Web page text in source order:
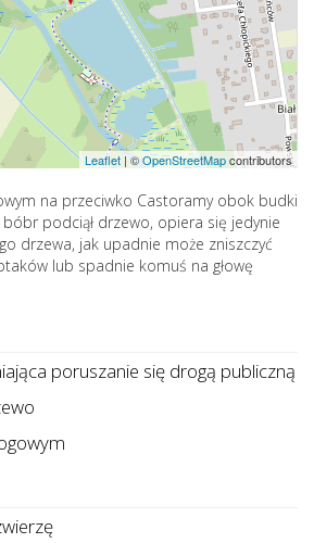
Leaflet | ©OpenStreetMapcontributors
na przeciwko Castoramy obok budki
podciął drzewo, opiera się jedynie
drzewa, jak upadnie może zniszczyć
lub spadnie komuś na głowę
poruszanie się drogą publiczną